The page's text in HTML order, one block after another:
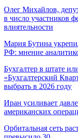
Олег Михайлов,
в число участников
влиятельности
Мария Бутина
РФ: мнение
Бухгалтер в штате
«Бухгалтерский
выбрать в 2026 году
Иран усиливает
американских
Орбитальная сеть